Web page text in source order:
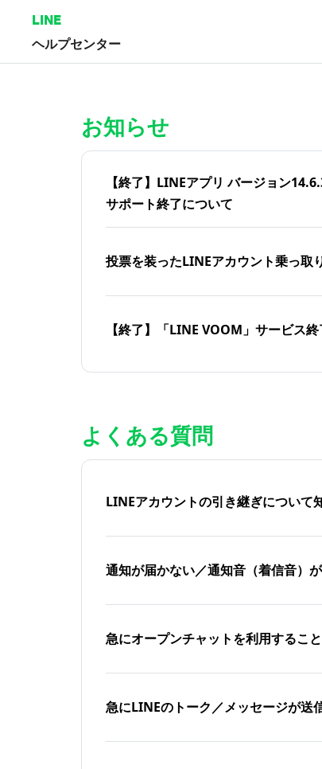
LINE
ヘルプセンター
お知らせ
【終了】LINEアプリ バージョン
サポート終了について
投票を装ったLINEアカウント乗っ取
【終了】「LINE VOOM」サービス
よくある質問
LINEアカウントの引き継ぎについて
通知が届かない／通知音（着信音）
急にオープンチャットを利用するこ
急にLINEのトーク／メッセージが送